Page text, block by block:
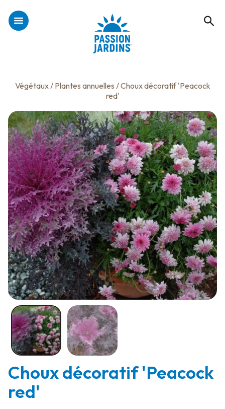
Végétaux/ Plantes annuelles / Choux décoratif 'Peacock
red'
Choux décoratif 'Peacock
red'